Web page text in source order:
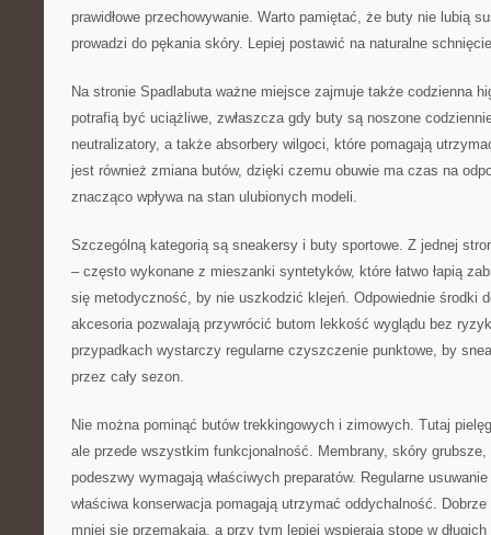
prawidłowe przechowywanie. Warto pamiętać, że buty nie lubią
prowadzi do pękania skóry. Lepiej postawić na naturalne
Na stronie Spadlabuta ważne miejsce zajmuje także codzienna
potrafią być uciążliwe, zwłaszcza gdy buty są noszone
neutralizatory, a także absorbery wilgoci, które pomagają
jest również zmiana butów, dzięki czemu obuwie ma czas na
znacząco wpływa na stan ulubionych modeli.
Szczególną kategorią są sneakersy i buty sportowe. Z jednej
– często wykonane z mieszanki syntetyków, które łatwo łapią
się metodyczność, by nie uszkodzić klejeń. Odpowiednie środki
akcesoria pozwalają przywrócić butom lekkość wyglądu bez
przypadkach wystarczy regularne czyszczenie punktowe, by
przez cały sezon.
Nie można pominąć butów trekkingowych i zimowych. Tutaj
ale przede wszystkim funkcjonalność. Membrany, skóry
podeszwy wymagają właściwych preparatów. Regularne
właściwa konserwacja pomagają utrzymać oddychalność.
mniej się przemakają, a przy tym lepiej wspierają stopę w